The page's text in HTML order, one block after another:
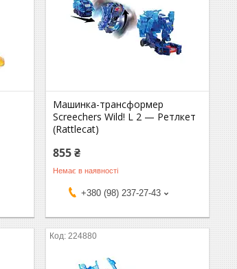
Машинка-трансформер
Screechers Wild! L 2 — Ретлкет
(Rattlecat)
855 ₴
Немає в наявності
+380 (98) 237-27-43
224880